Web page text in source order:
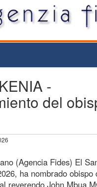
-
del
(Agencia Fides) El
ha nombrado obispo
reverendo John Mbua